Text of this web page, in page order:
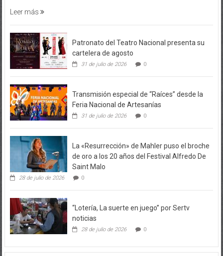
Leer más
Patronato del Teatro Nacional presenta su
cartelera de agosto
31 de julio de 2026 0
Transmisión especial de “Raíces” desde la
Feria Nacional de Artesanías
31 de julio de 2026 0
La «Resurrección» de Mahler puso el broche
de oro a los 20 años del Festival Alfredo De
Saint Malo
28 de julio de 2026 0
“Lotería, La suerte en juego” por Sertv
noticias
28 de julio de 2026 0